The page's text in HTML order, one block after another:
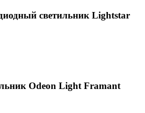
светильник Lightstar
Odeon Light Framant